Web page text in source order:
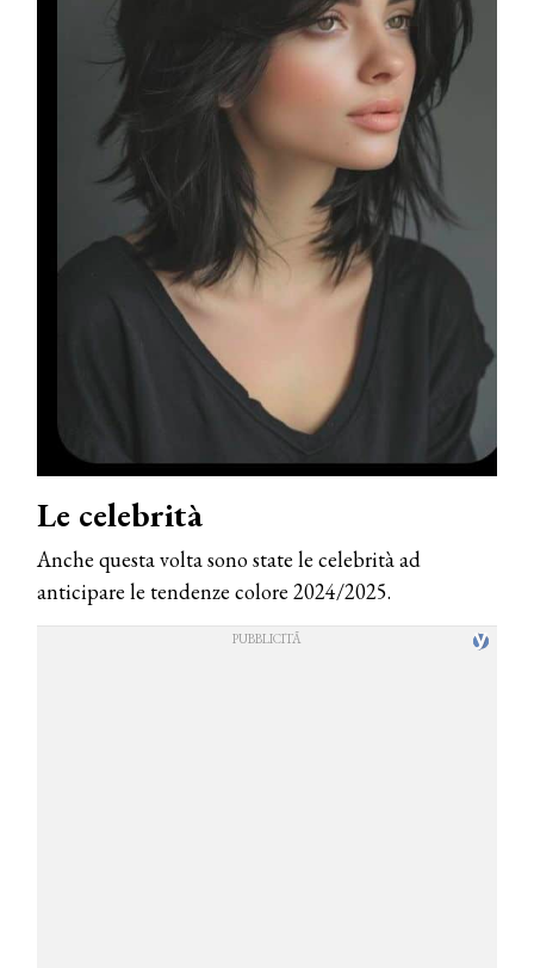
Le celebrità
Anche questa volta sono state le celebrità ad
anticipare le tendenze colore 2024/2025.